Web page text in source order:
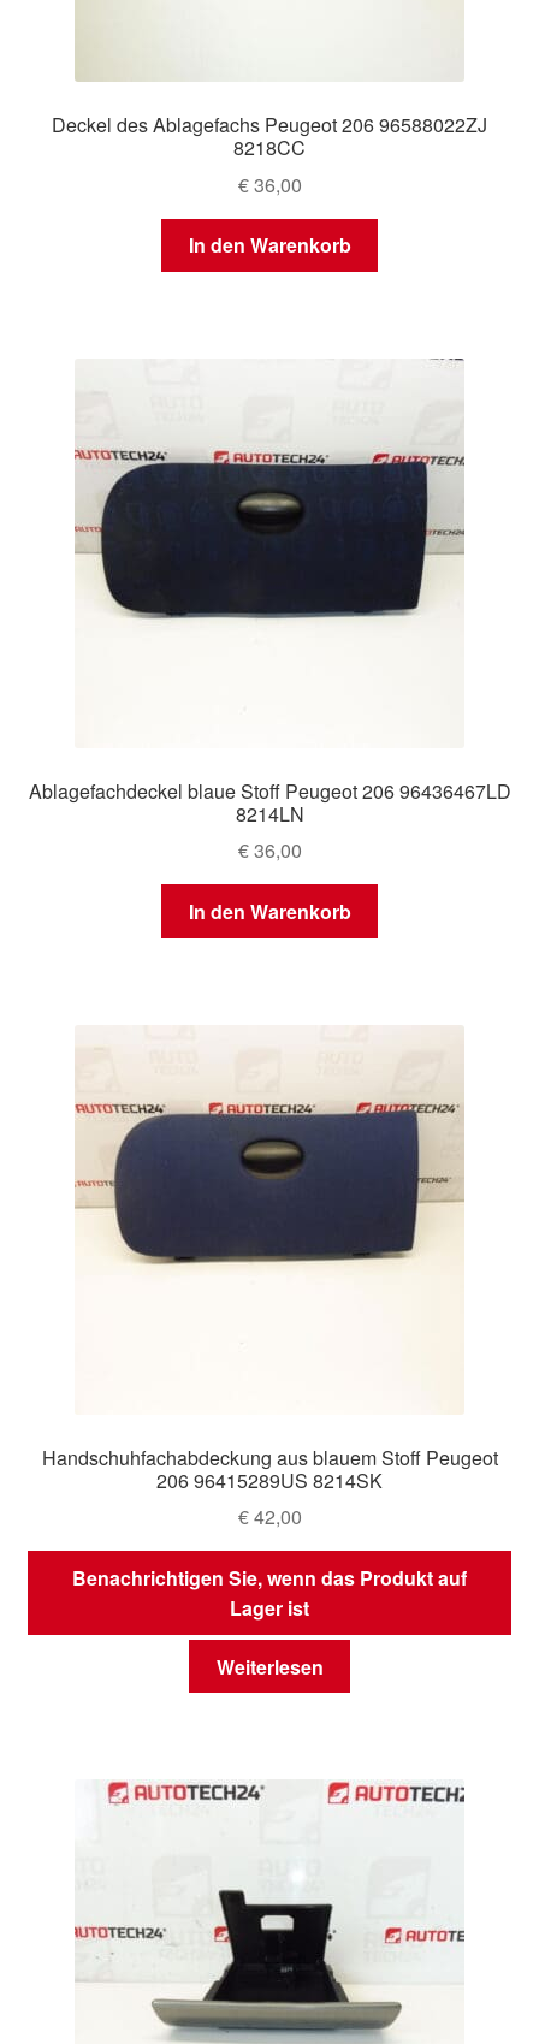
Deckel des Ablagefachs Peugeot 206 96588022ZJ
8218CC
€36,00
In den Warenkorb
Ablagefachdeckel blaue Stoff Peugeot 206 96436467LD
8214LN
€36,00
In den Warenkorb
Handschuhfachabdeckung aus blauem Stoff Peugeot
206 96415289US 8214SK
€42,00
Benachrichtigen Sie, wenn das Produkt auf
Lager ist
Weiterlesen